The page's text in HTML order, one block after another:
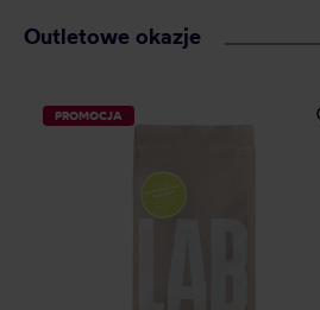
Outletowe okazje
PROMOCJA